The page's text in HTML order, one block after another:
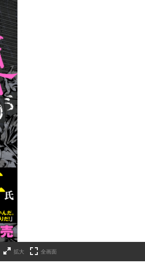
拡大 全画面